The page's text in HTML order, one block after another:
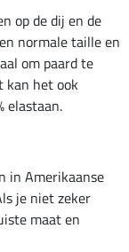
op de dij en de
normale taille en
om paard te
kan het ook
elastaan.
in Amerikaanse
je niet zeker
maat en